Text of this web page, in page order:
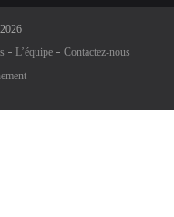
L’équipe
Contactez-nous